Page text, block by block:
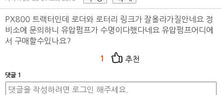
PX800 트랙터인데 로더와 로터리 링크가 잘올라가질안네요 정
비소에 문의하니 유압펌프가 수명이다했다네요 유압펌프어디에
서 구매할수있나요?
1 추천
댓글 1